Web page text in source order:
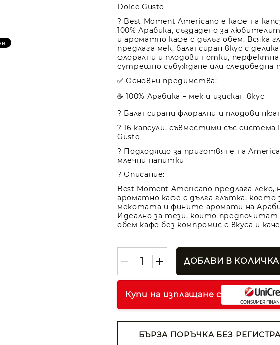
Dolce Gusto
? Best Moment Americano е кафе на
100% Арабика, създадено за
и ароматно кафе с дълъг обем. Всяка
предлага мек, балансиран вкус с
флорални и плодови нотки, перфектна
сутрешно събуждане или следобедна
✅ Основни предимства:
☕ 100% Арабика – мек и изискан вкус
? Балансирани флорални и плодови
? 16 капсули, съвместими със система
Gusto
? Подходящо за приготвяне на
млечни напитки
? Описание:
Best Moment Americano предлага леко,
ароматно кафе с дълга глътка, което
мекотата и фините аромати на
Идеално за тези, които предпочитат
обем кафе без компромис с вкуса и
Купи на изплащане с
БЪРЗА ПОРЪЧКА БЕЗ